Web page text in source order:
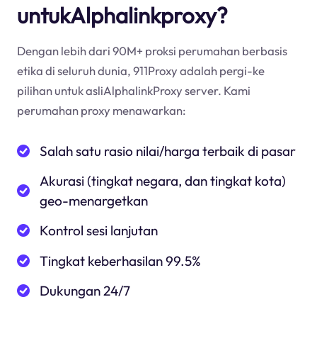
untukAlphalinkproxy?
Dengan lebih dari 90M+ proksi perumahan berbasis
etika di seluruh dunia, 911Proxy adalah pergi-ke
pilihan untuk asliAlphalinkProxy server. Kami
perumahan proxy menawarkan:
Salah satu rasio nilai/harga terbaik di pasar
Akurasi (tingkat negara, dan tingkat kota)
geo-menargetkan
Kontrol sesi lanjutan
Tingkat keberhasilan 99.5%
Dukungan 24/7